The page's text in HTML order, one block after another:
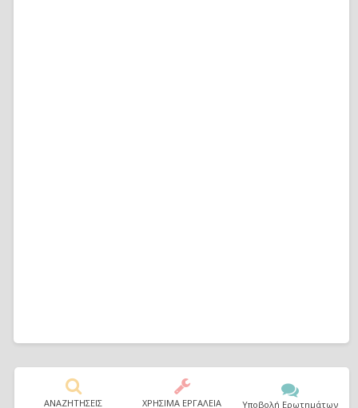
ΑΝΑΖΗΤΗΣΕΙΣ ΧΡΗΣΙΜΑ ΕΡΓΑΛΕΙΑ Υποβολή Ερωτημάτων